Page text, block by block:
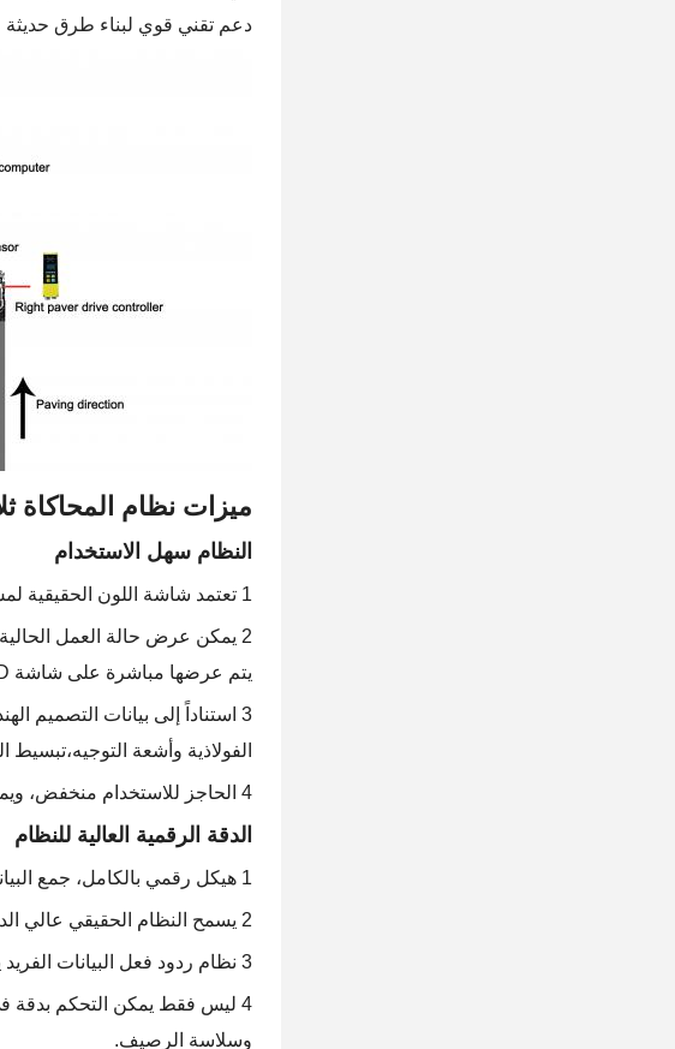
دعم تقني قوي لبناء طرق حديثة
ميزات نظام المحاكاة
النظام سهل الاستخدام
1 تعتمد شاشة اللون الحقيقية لمس، يدعم العرض الصيني، عملية بسيطة ومريحة، ويمكن إكمال جميع العمليات عن طريق لمس المفتاح؛
2 يمكن عرض حالة العمل
يتم عرضها مباشرة على شاشة LCD،والتي يمكن أن تدرك بسهولة إدارة الجودة الديناميكية والسيطرة بدقة على جودة البناء.
3 استناداً إلى بيانات التصميم
الفولاذية وأشعة التوجيه،تبسيط
4 الحاجز للاستخدام منخفض، ويمكنك البدء بتدريب بسيط.
الدقة الرقمية العالية للنظام
1 هيكل رقمي بالكامل، جمع البيانات التلقائي عالي التردد، التحكم التلقائي في وضعية حركة المعدات.
2 يسمح النظام الحقيقي عالي الدقة على مستوى المليمتر بتوفير المواد الخام بشكل علمي وفعال.
3 نظام ردود فعل البيانات الفريد يجعل نظام التحكم أكثر دقة.
4 ليس فقط يمكن التحكم بدقة
وسلاسة الرصيف.